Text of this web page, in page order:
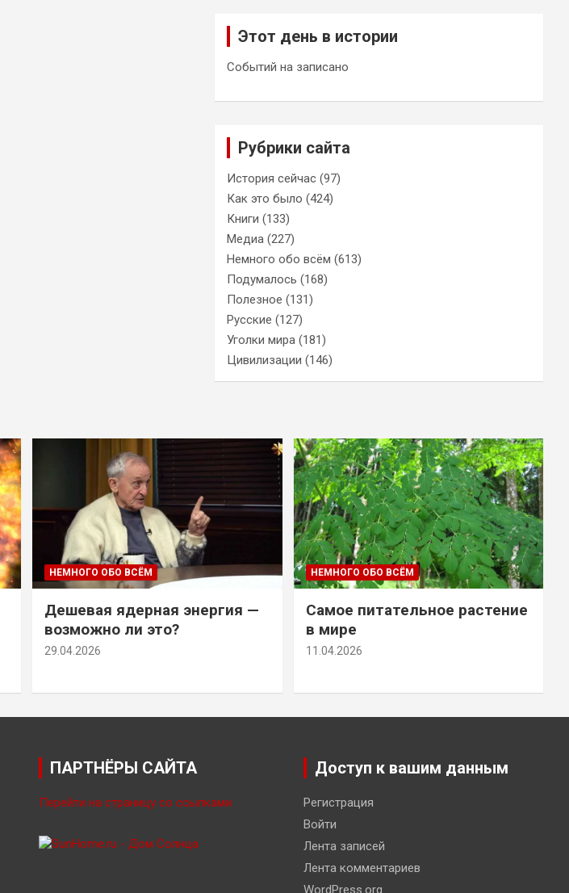
Этот день в истории
Событий на записано
Рубрики сайта
История сейчас (97)
Как это было (424)
Книги (133)
Медиа (227)
Немного обо всём (613)
Подумалось (168)
Полезное (131)
Русские (127)
Уголки мира (181)
Цивилизации (146)
НЕМНОГО ОБО ВСЁМ
Дешевая ядерная энергия —
возможно ли это?
29.04.2026
НЕМНОГО ОБО ВСЁМ
Самое питательное растение
в мире
11.04.2026
ПАРТНЁРЫ САЙТА
Перейти на страницу со ссылками
Доступ к вашим данным
Регистрация
Войти
Лента записей
Лента комментариев
WordPress.org